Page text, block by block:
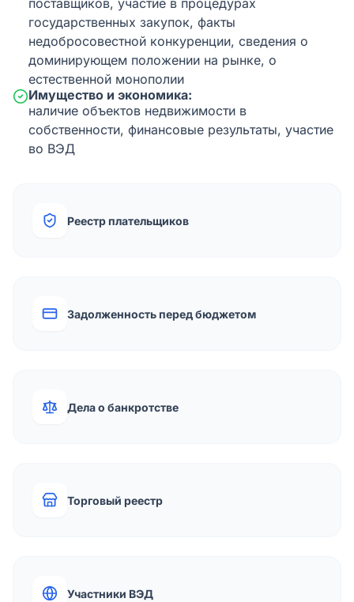
поставщиков, участие в процедурах
государственных закупок, факты
недобросовестной конкуренции, сведения о
доминирующем положении на рынке, о
естественной монополии
Имущество и экономика:
наличие объектов недвижимости в
собственности, финансовые результаты, участие
во ВЭД
Реестр плательщиков
Задолженность перед бюджетом
Дела о банкротстве
Торговый реестр
Участники ВЭД